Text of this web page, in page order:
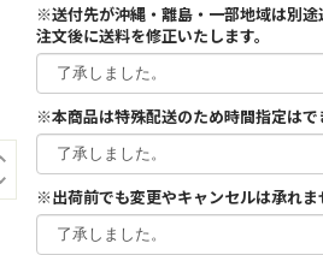
※送付先が沖縄・離島・一部地域は別
注文後に送料を修正いたします。
※本商品は特殊配送のため時間指定はで
※出荷前でも変更やキャンセルは承れま